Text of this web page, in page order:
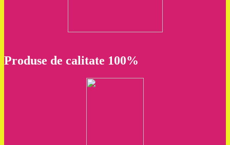
Produse de calitate 100%